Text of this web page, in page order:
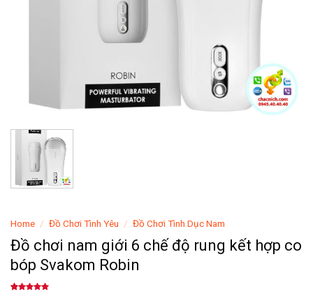
Home / Đồ Chơi Tình Yêu / Đồ Chơi Tình Dục Nam
Đồ chơi nam giới 6 chế độ rung kết hợp co
bóp Svakom Robin